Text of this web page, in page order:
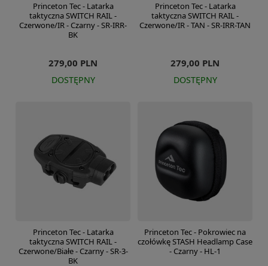
Princeton Tec - Latarka
taktyczna SWITCH RAIL -
Czerwone/IR - Czarny - SR-IRR-
BK
279,00 PLN
DOSTĘPNY
Princeton Tec - Latarka
taktyczna SWITCH RAIL -
Czerwone/IR - TAN - SR-IRR-TAN
279,00 PLN
DOSTĘPNY
Princeton Tec - Latarka
taktyczna SWITCH RAIL -
Czerwone/Białe - Czarny - SR-3-
BK
Princeton Tec - Pokrowiec na
czołówkę STASH Headlamp Case
- Czarny - HL-1